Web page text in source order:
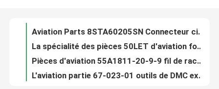
Visite de l'usine
Contrôle de la qualité